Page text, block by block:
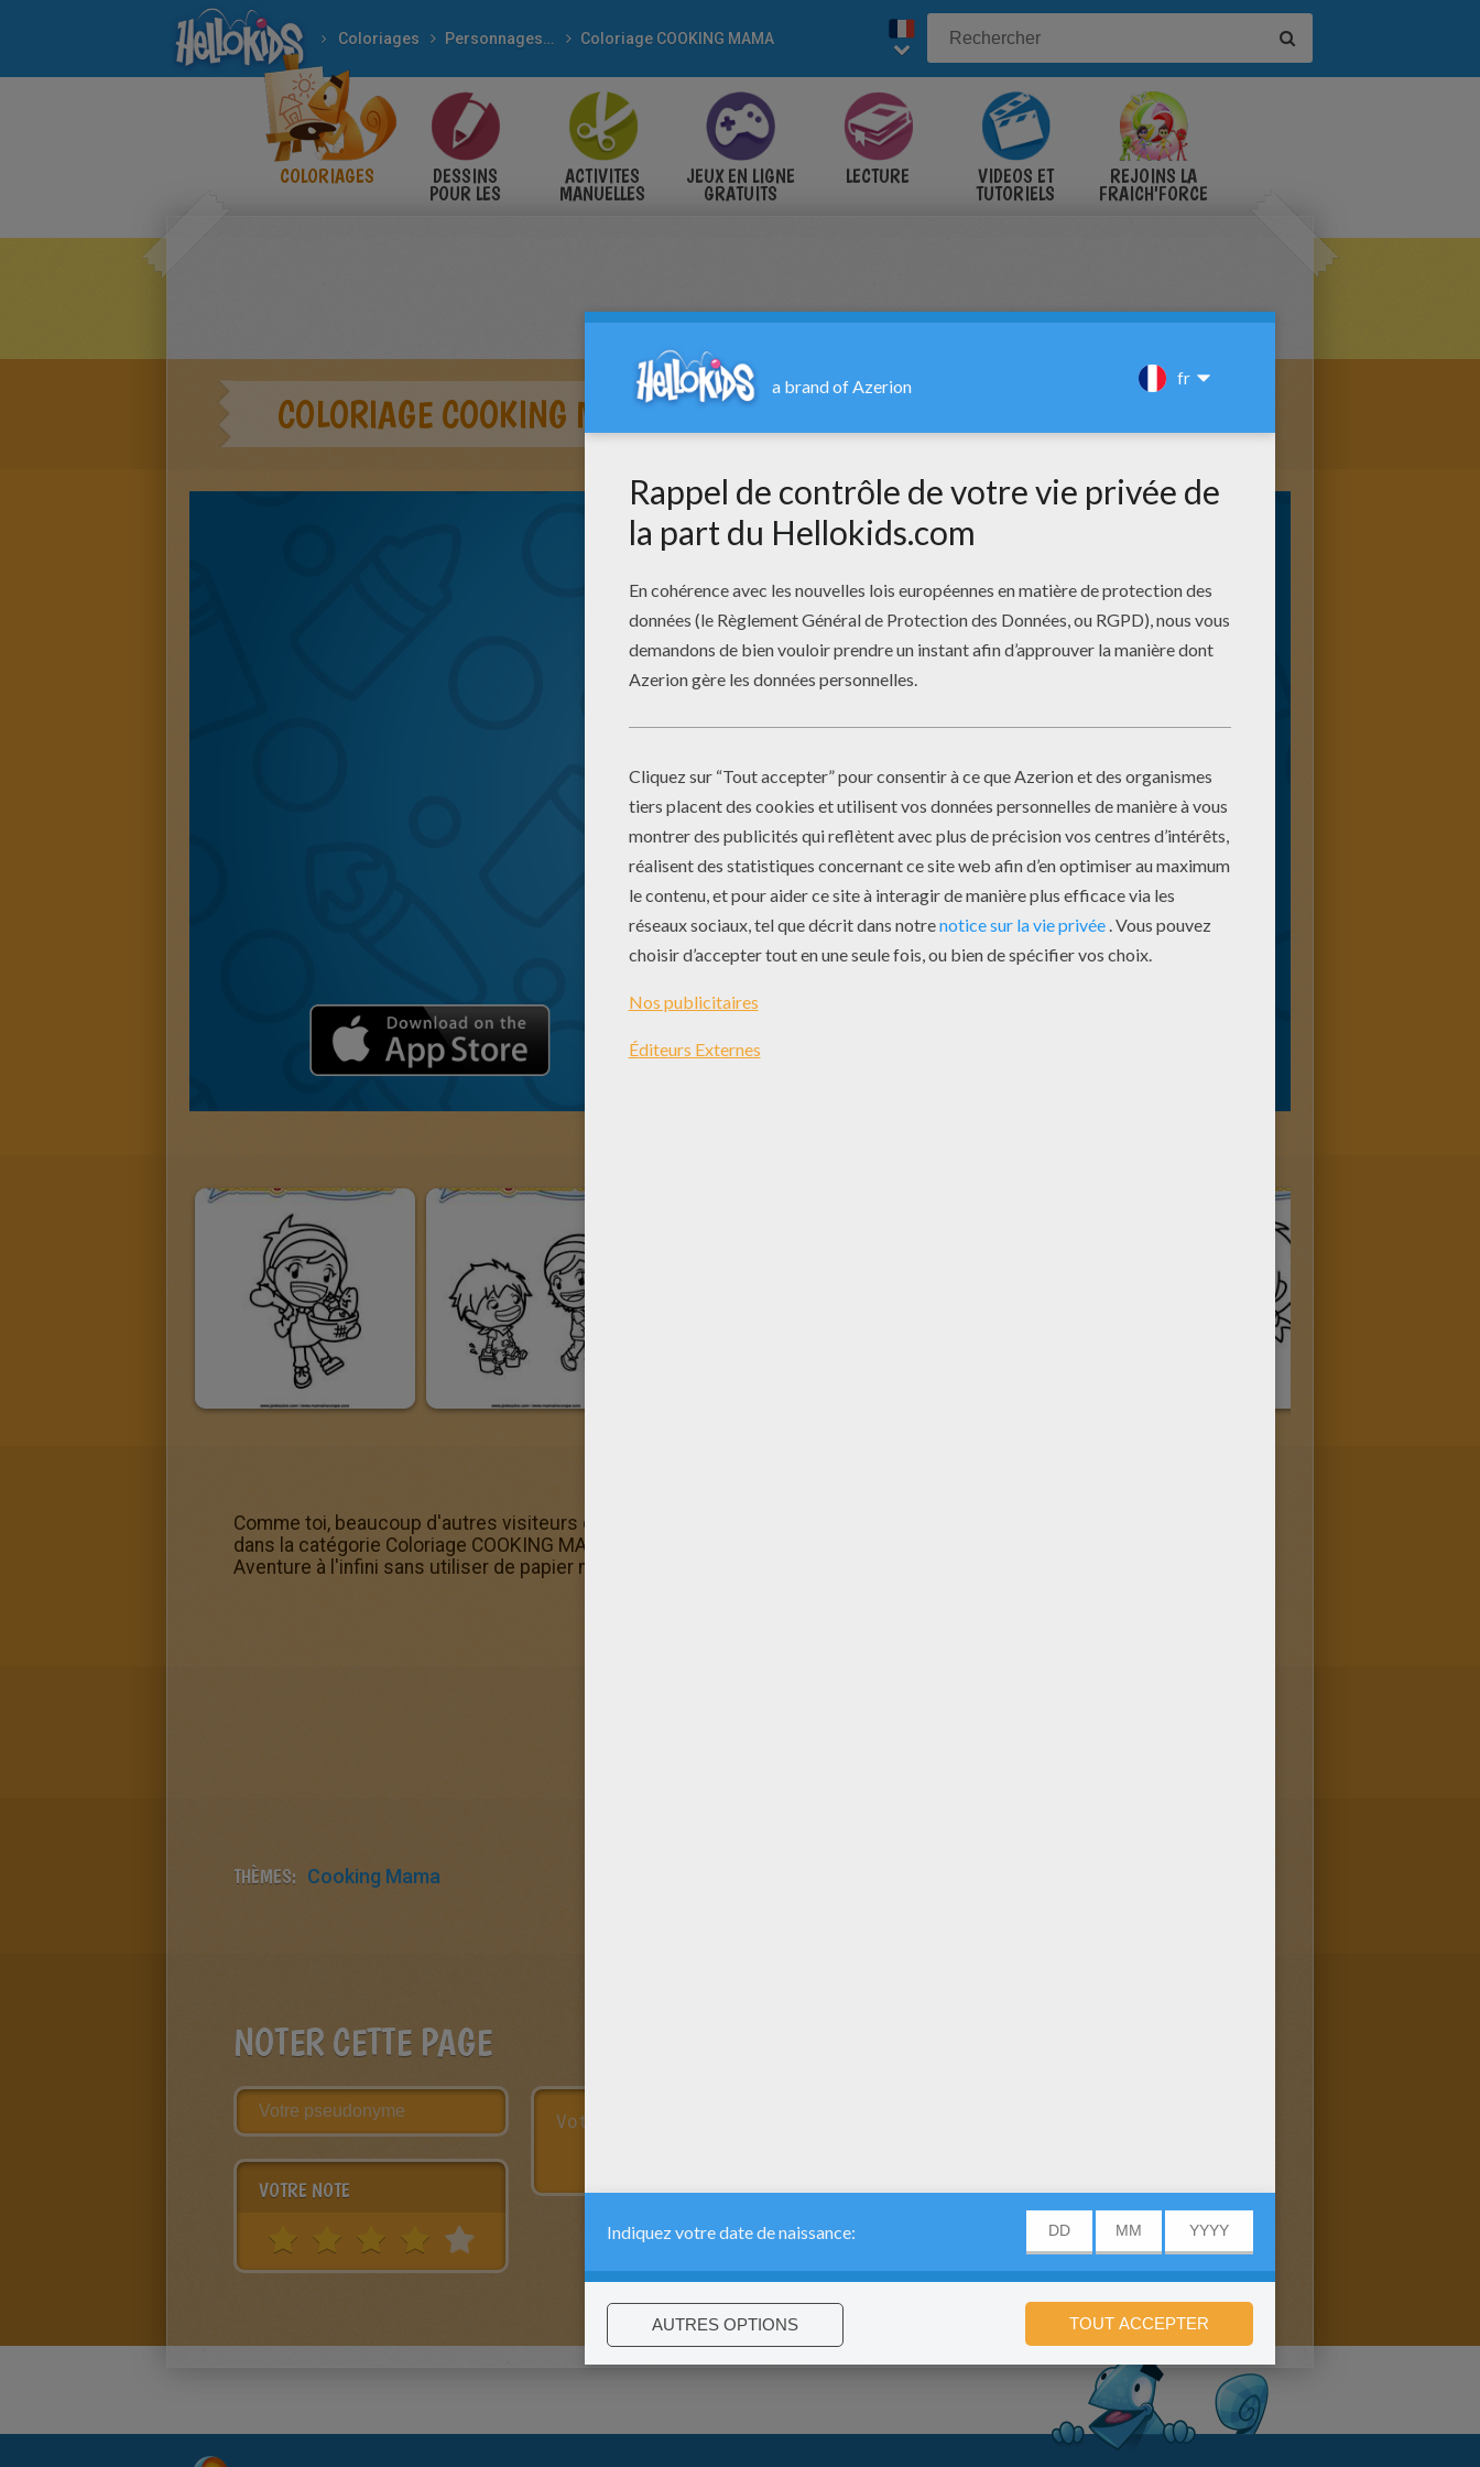
Coloriages Personnages de jeux vidéo Coloriage COOKING MAMA
COLORIAGES DESSINS
POUR LES
ACTIVITES
MANUELLES
JEUX EN LIGNE
GRATUITS
LECTURE VIDÉOS ET
TUTORIELS
REJOINS LA
FRAICH'FORCE
COLORIAGE COOKING MAMA 9 - CLUB AVENTURE
Comme toi, beaucoup d'autres visiteurs de Hellokids ont sélectionné ce coloriage Cooking Mama 9 - Club Aventure
dans la catégorie Coloriage COOKING MAMA. Sais-tu que tu peux colorier ce coloriage Cooking Mama 9 - Club
Aventure à l'infini sans utiliser de papier ni de feutre, grâce à la Machine à colorier.
THÈMES: Cooking Mama
NOTER CETTE PAGE
VOTRE NOTE